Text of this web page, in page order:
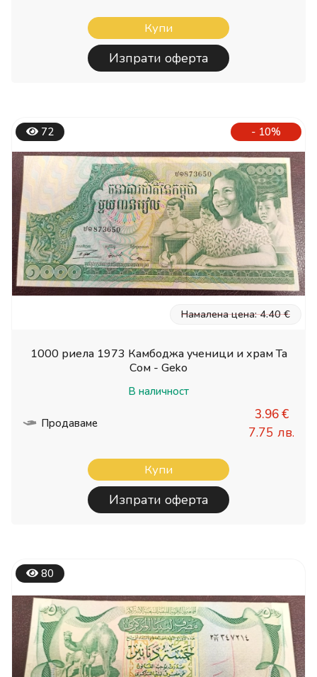
Купи
Изпрати оферта
72
Намалена цена: 4.40 €
- 10%
1000 риела 1973 Камбоджа ученици и храм Та
Сом - Geko
В наличност
Продаваме
3.96 €
7.75 лв.
Купи
Изпрати оферта
80